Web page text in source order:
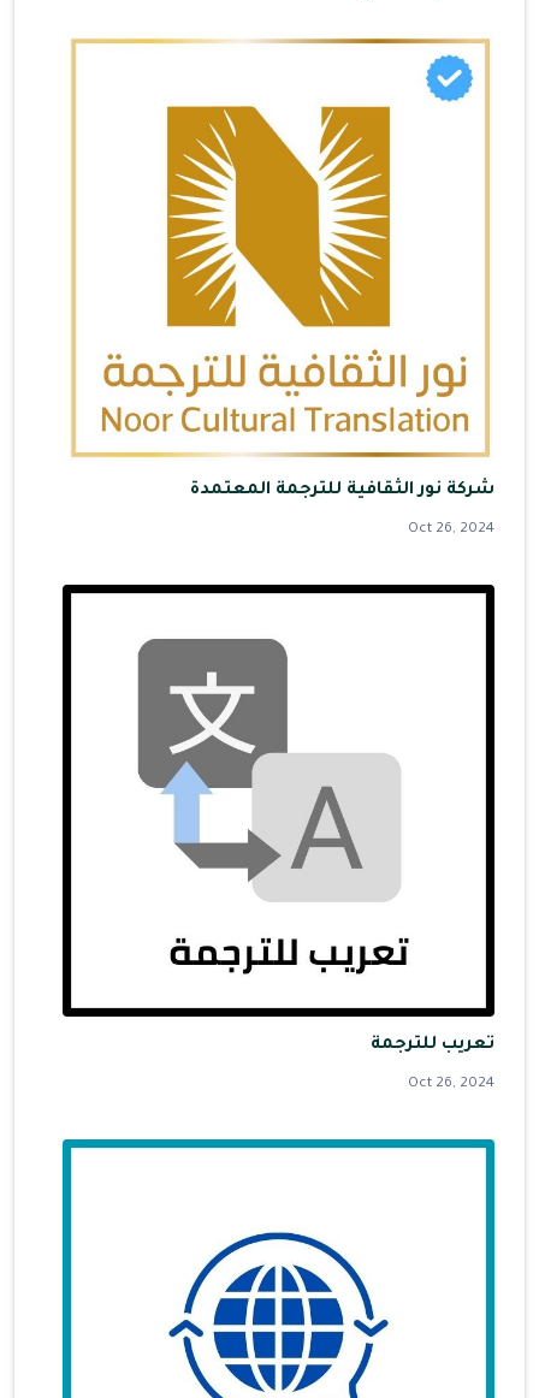
شركة نور الثقافية للترجمة المعتمدة
Oct 26, 2024
تعريب للترجمة
Oct 26, 2024